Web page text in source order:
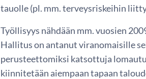
tauolle (pl. mm. terveysriskeihin
Työllisyys nähdään mm. vuosien
Hallitus on antanut viranomaisille
perusteettomiksi katsottuja
kiinnitetään aiempaan tapaan